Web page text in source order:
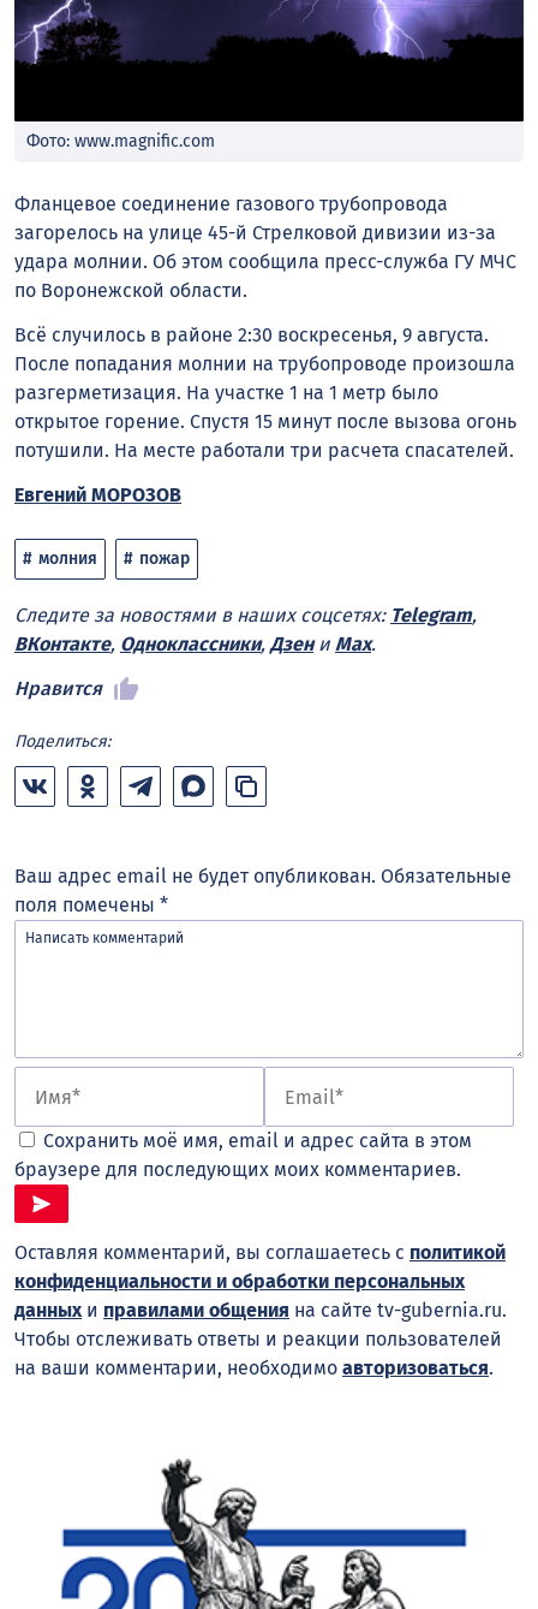
Фото: www.magnific.com
Фланцевое соединение газового трубопровода
загорелось на улице 45-й Стрелковой дивизии из-за
удара молнии. Об этом сообщила пресс-служба ГУ МЧС
по Воронежской области.
Всё случилось в районе 2:30 воскресенья, 9 августа.
После попадания молнии на трубопроводе произошла
разгерметизация. На участке 1 на 1 метр было
открытое горение. Спустя 15 минут после вызова огонь
потушили. На месте работали три расчета спасателей.
Евгений МОРОЗОВ
молния пожар
Следите за новостями в наших соцсетях: Telegram,
ВКонтакте, Одноклассники, Дзени Max.
Нравится
Поделиться:
Ваш адрес email не будет опубликован. Обязательные
поля помечены *
Сохранить моё имя, email и адрес сайта в этом
браузере для последующих моих комментариев.
Оставляя комментарий, вы соглашаетесь с политикой
конфиденциальности и обработки персональных
данныхи правилами общения на сайте tv-gubernia.ru.
Чтобы отслеживать ответы и реакции пользователей
на ваши комментарии, необходимо авторизоваться.